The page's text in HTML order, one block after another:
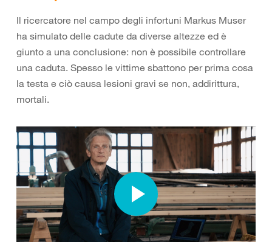
Il ricercatore nel campo degli infortuni Markus Muser
ha simulato delle cadute da diverse altezze ed è
giunto a una conclusione: non è possibile controllare
una caduta. Spesso le vittime sbattono per prima cosa
la testa e ciò causa lesioni gravi se non, addirittura,
mortali.